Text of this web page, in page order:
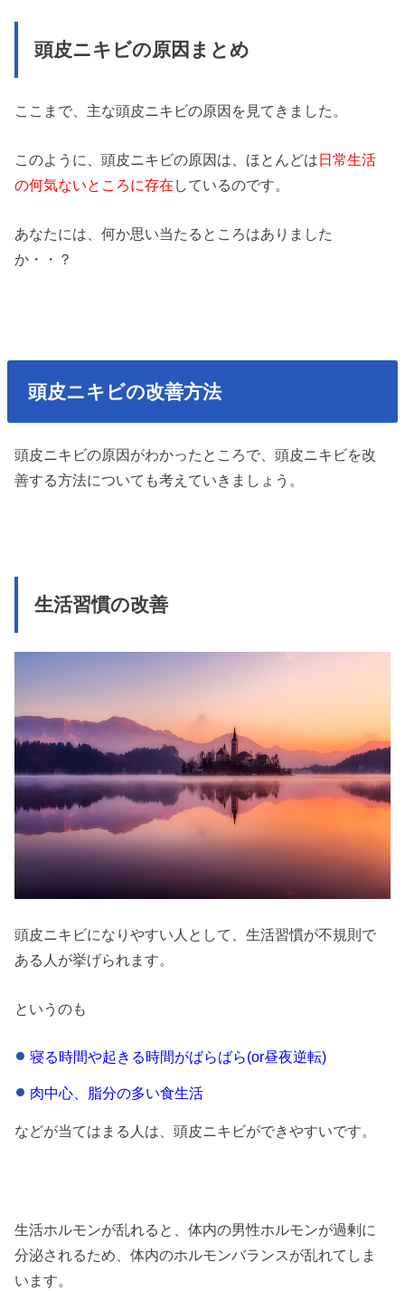
頭皮ニキビの原因まとめ
ここまで、主な頭皮ニキビの原因を見てきました。
このように、頭皮ニキビの原因は、ほとんどは日常生活
の何気ないところに存在 しているのです。
あなたには、何か思い当たるところはありました
か・・？
頭皮ニキビの改善方法
頭皮ニキビの原因がわかったところで、頭皮ニキビを改
善する方法についても考えていきましょう。
生活習慣の改善
頭皮ニキビになりやすい人として、生活習慣が不規則で
ある人が挙げられます。
というのも
寝る時間や起きる時間がばらばら(or昼夜逆転)
肉中心、脂分の多い食生活
などが当てはまる人は、頭皮ニキビができやすいです。
生活ホルモンが乱れると、体内の男性ホルモンが過剰に
分泌されるため、体内のホルモンバランスが乱れてしま
います。